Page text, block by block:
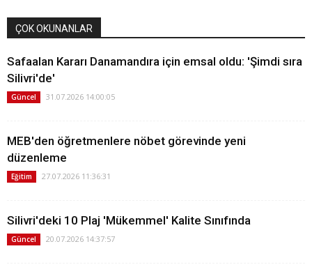
ÇOK OKUNANLAR
Safaalan Kararı Danamandıra için emsal oldu: 'Şimdi sıra
Silivri'de'
Güncel 31.07.2026 14:00:05
MEB'den öğretmenlere nöbet görevinde yeni
düzenleme
Eğitim 27.07.2026 11:36:31
Silivri'deki 10 Plaj 'Mükemmel' Kalite Sınıfında
Güncel 20.07.2026 14:37:57